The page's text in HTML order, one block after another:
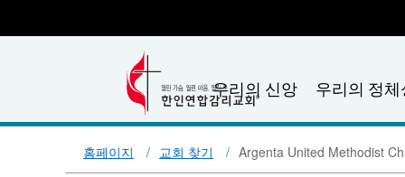
우리의 신앙 우리의 정체
홈페이지 교회 찾기 Argenta United Methodist